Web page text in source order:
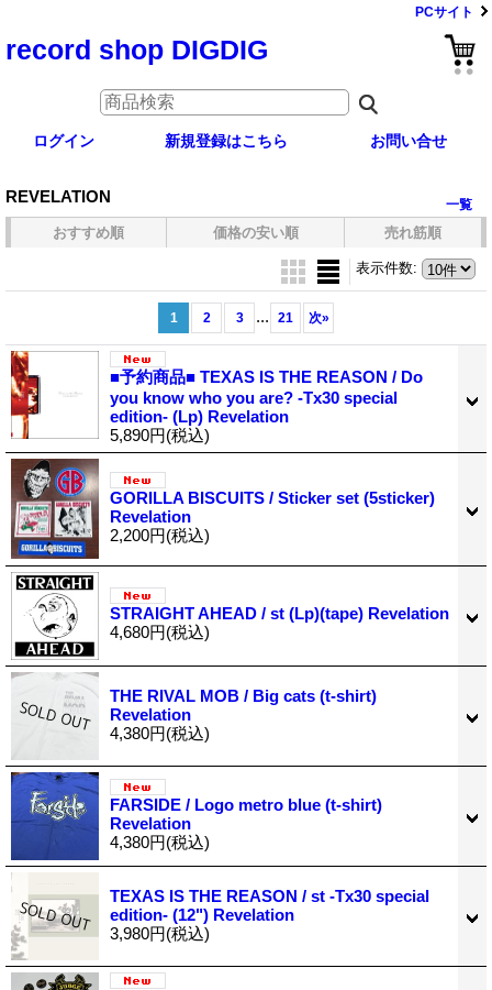
PCサイト
record shop DIGDIG
ログイン 新規登録はこちら お問い合せ
REVELATION 一覧
おすすめ順 価格の安い順 売れ筋順
表示件数:
1 2 3 ... 21 次»
■予約商品■ TEXAS IS THE REASON / Do
you know who you are? -Tx30 special
edition- (Lp) Revelation
5,890円(税込)
GORILLA BISCUITS / Sticker set (5sticker)
Revelation
2,200円(税込)
STRAIGHT AHEAD / st (Lp)(tape) Revelation
4,680円(税込)
THE RIVAL MOB / Big cats (t-shirt)
Revelation
4,380円(税込)
FARSIDE / Logo metro blue (t-shirt)
Revelation
4,380円(税込)
TEXAS IS THE REASON / st -Tx30 special
edition- (12") Revelation
3,980円(税込)